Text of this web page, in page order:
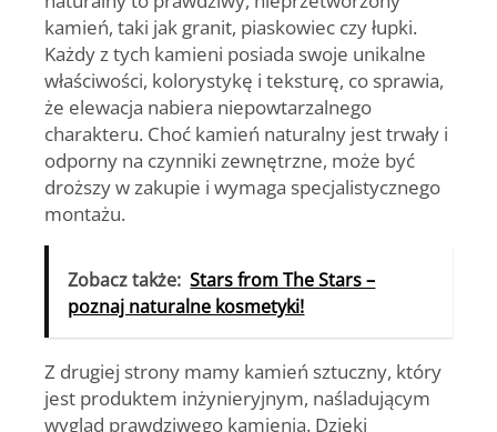
kamień, taki jak granit, piaskowiec czy łupki.
Każdy z tych kamieni posiada swoje unikalne
właściwości, kolorystykę i teksturę, co sprawia,
że elewacja nabiera niepowtarzalnego
charakteru. Choć kamień naturalny jest trwały i
odporny na czynniki zewnętrzne, może być
droższy w zakupie i wymaga specjalistycznego
montażu.
Zobacz także: Stars from The Stars –
poznaj naturalne kosmetyki!
Z drugiej strony mamy kamień sztuczny, który
jest produktem inżynieryjnym, naśladującym
wygląd prawdziwego kamienia. Dzięki